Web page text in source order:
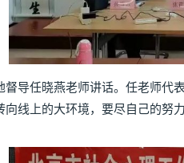
任晓燕老师讲话。任老师代
线上的大环境，要尽自己的